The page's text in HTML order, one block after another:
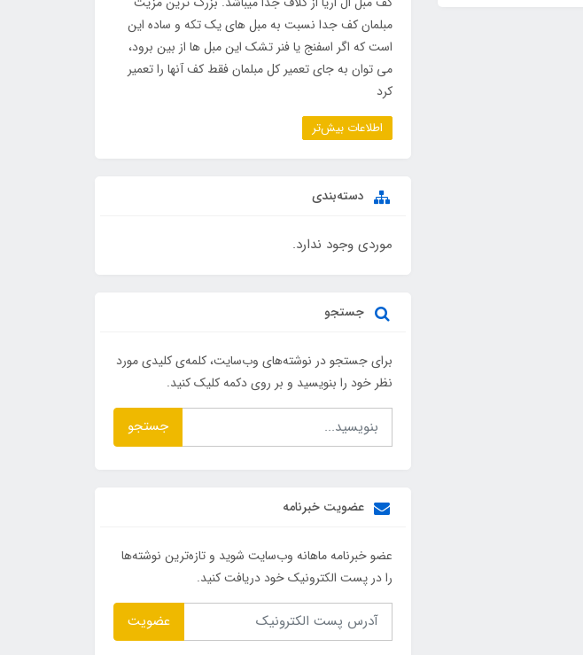
مبلمان کف جدا نسبت به مبل های یک تکه و ساده این
است که اگر اسفنج یا فنر تشک این مبل ها از بین برود،
می توان به جای تعمیر کل مبلمان فقط کف آنها را تعمیر
کرد
اطلاعات بیش‌تر
دسته‌بندی
موردی وجود ندارد.
جستجو
برای جستجو در نوشته‌های وب‌سایت، کلمه‌ی کلیدی مورد
نظر خود را بنویسید و بر روی دکمه کلیک کنید.
جستجو
عضویت خبرنامه
عضو خبرنامه ماهانه وب‌سایت شوید و تازه‌ترین نوشته‌ها
را در پست الکترونیک خود دریافت کنید.
عضویت